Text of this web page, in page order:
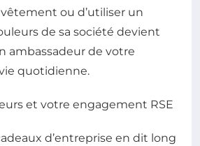
ou d’utiliser un
de sa société devient
ambassadeur de votre
quotidienne.
et votre engagement RSE
d’entreprise en dit long